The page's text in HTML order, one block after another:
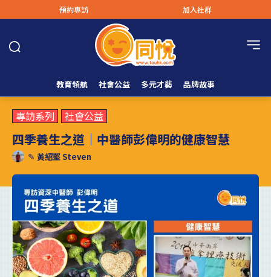
預約專訪 加入社群
教育領航 社會公益 多元才藝 品牌故事
專訪系列 社會公益
四季養生之道｜中醫師彭偉明的健康智慧
✎ 黃紹堅 Steven